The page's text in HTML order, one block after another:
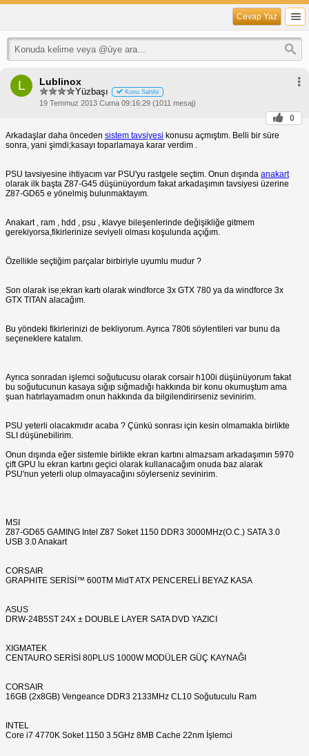
Cevap Yaz
L Lublinox
Yüzbaşı Konu Sahibi
19 Temmuz 2013 Cuma 09:16:29 (1011 mesaj)
0
Arkadaşlar daha önceden sistem tavsiyesi konusu açmıştım. Belli bir süre
sonra, yani şimdi;kasayı toparlamaya karar verdim .
PSU tavsiyesine ihtiyacım var PSU'yu rastgele seçtim. Onun dışında anakart
olarak ilk başta Z87-G45 düşünüyordum fakat arkadaşımın tavsiyesi üzerine
Z87-GD65 e yönelmiş bulunmaktayım.
Anakart , ram , hdd , psu , klavye bileşenlerinde değişikliğe gitmem
gerekiyorsa,fikirlerinize seviyeli olması koşulunda açığım.
Özellikle seçtiğim parçalar birbiriyle uyumlu mudur ?
Son olarak ise;ekran kartı olarak windforce 3x GTX 780 ya da windforce 3x
GTX TITAN alacağım.
Bu yöndeki fikirlerinizi de bekliyorum. Ayrıca 780ti söylentileri var bunu da
seçeneklere katalım.
Ayrıca sonradan işlemci soğutucusu olarak corsair h100i düşünüyorum fakat
bu soğutucunun kasaya sığıp sığmadığı hakkında bir konu okumuştum ama
şuan hatırlayamadım onun hakkında da bilgilendirirseniz sevinirim.
PSU yeterli olacakmıdır acaba ? Çünkü sonrası için kesin olmamakla birlikte
SLI düşünebilirim.
Onun dışında eğer sistemle birlikte ekran kartını almazsam arkadaşımın 5970
çift GPU lu ekran kartını geçici olarak kullanacağım onuda baz alarak
PSU'nun yeterli olup olmayacağını söylerseniz sevinirim.
MSI
Z87-GD65 GAMING Intel Z87 Soket 1150 DDR3 3000MHz(O.C.) SATA 3.0
USB 3.0 Anakart
CORSAIR
GRAPHITE SERİSİ™ 600TM MidT ATX PENCERELİ BEYAZ KASA
ASUS
DRW-24B5ST 24X ± DOUBLE LAYER SATA DVD YAZICI
XIGMATEK
CENTAURO SERİSİ 80PLUS 1000W MODÜLER GÜÇ KAYNAĞI
CORSAIR
16GB (2x8GB) Vengeance DDR3 2133MHz CL10 Soğutuculu Ram
INTEL
Core i7 4770K Soket 1150 3.5GHz 8MB Cache 22nm İşlemci